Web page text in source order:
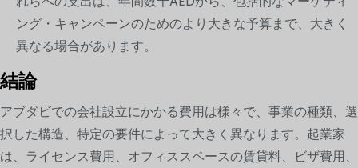
ング・キャンペーンのためのより大きな予算まで、大きく
異なる場合があります。
結論
アブダビでの会社設立にかかる費用は様々で、事業の種類、選
択した構造、特定の要件によって大きく異なります。起業家
は、ライセンス費用、オフィススペースの賃貸料、ビザ費用、